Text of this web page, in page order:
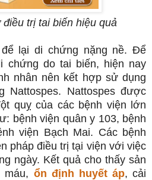
trị tai biến hiệu quả
lại di chứng nặng nề. Để
chứng do tai biến, hiện nay
nhân nên kết hợp sử dụng
Nattospes. Nattospes được
quỵ của các bệnh viện lớn
bệnh viện quân y 103, bệnh
viện Bạch Mai. Các bệnh
pháp điều trị tại viện với việc
ngày. Kết quả cho thấy sản
máu, ổn định huyết áp, cải